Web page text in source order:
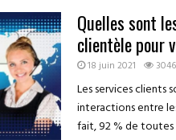
Quelles sont
clientèle pour
18 juin 2021 3046
Les services clients
interactions entre
fait, 92 % de